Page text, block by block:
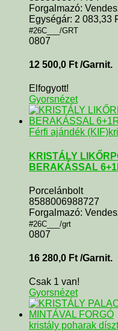
Forgalmazó:
Egységár: 2 083,33
#26C___/GRT
0807
12 500,0 Ft /Garnit.
Elfogyott!
Gyorsnézet
Férfi ajándék (KIF)
KRISTÁLY
BERAKÁSSAL
Porcelánbolt
8588006988727
Forgalmazó:
#26C___/grt
0807
16 280,0 Ft /Garnit.
Csak 1 van!
Gyorsnézet
kristály poharak